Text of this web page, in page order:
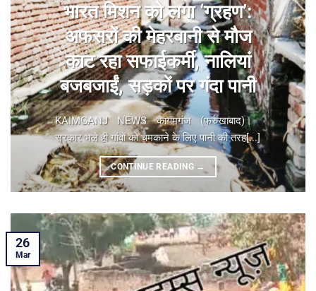
भारत मिशन को लगा ‘ग्रहण’:
अफसरों की मेहरबानी से मौज
काट रहा सफाईकर्मी, नालियां
बजबजाईं, सड़कों पर गंदा पानी
KAIMGANJ NEWS कायमगंज (फर्रुखाबाद)। ​
सरकार भले ही गांवों को चमकाने के लिए पानी की तरह[...]
CONTINUE READING →
26
Mar